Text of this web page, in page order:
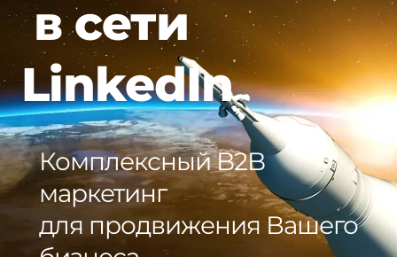
в сети
LinkedIn
Комплексный B2B
маркетинг
для продвижения Вашего